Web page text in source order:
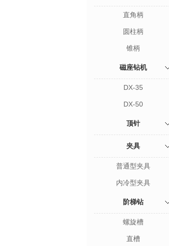
直角柄
圆柱柄
锥柄
磁座钻机
DX-35
DX-50
顶针
夹具
普通型夹具
内冷型夹具
阶梯钻
螺旋槽
直槽